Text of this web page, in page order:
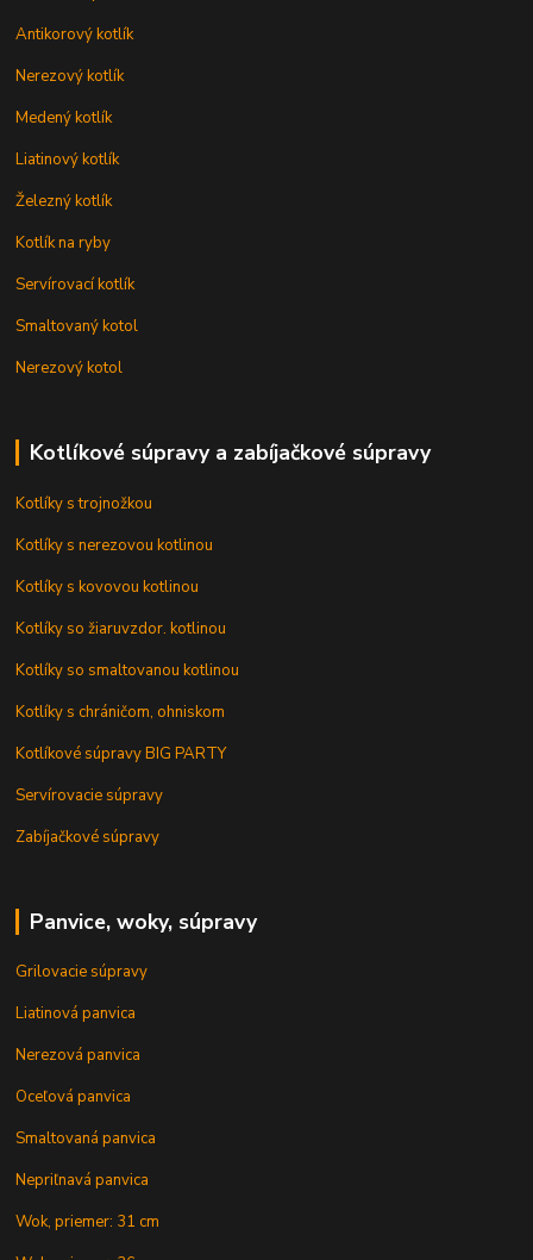
Antikorový kotlík
Nerezový kotlík
Medený kotlík
Liatinový kotlík
Železný kotlík
Kotlík na ryby
Servírovací kotlík
Smaltovaný kotol
Nerezový kotol
Kotlíkové súpravy a zabíjačkové súpravy
Kotlíky s trojnožkou
Kotlíky s nerezovou kotlinou
Kotlíky s kovovou kotlinou
Kotlíky so žiaruvzdor. kotlinou
Kotlíky so smaltovanou kotlinou
Kotlíky s chráničom, ohniskom
Kotlíkové súpravy BIG PARTY
Servírovacie súpravy
Zabíjačkové súpravy
Panvice, woky, súpravy
Grilovacie súpravy
Liatinová panvica
Nerezová panvica
Oceľová panvica
Smaltovaná panvica
Nepriľnavá panvica
Wok, priemer: 31 cm